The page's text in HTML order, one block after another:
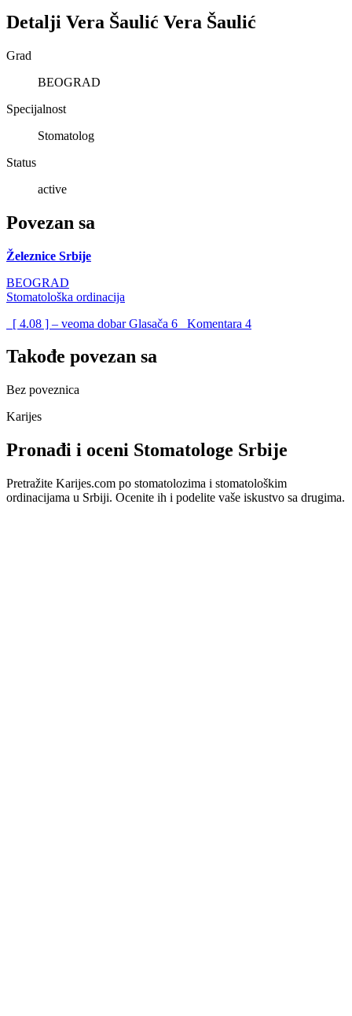
Detalji Vera Šaulić Vera Šaulić
Grad
BEOGRAD
Specijalnost
Stomatolog
Status
active
Povezan sa
Železnice Srbije
BEOGRAD
Stomatološka ordinacija
[ 4.08 ] – veoma dobarGlasača 6 Komentara 4
Takođe povezan sa
Bez poveznica
Karijes
Pronađi i oceni Stomatologe Srbije
Pretražite Karijes.com po stomatolozima i stomatološkim
ordinacijama u Srbiji. Ocenite ih i podelite vaše iskustvo sa drugima.